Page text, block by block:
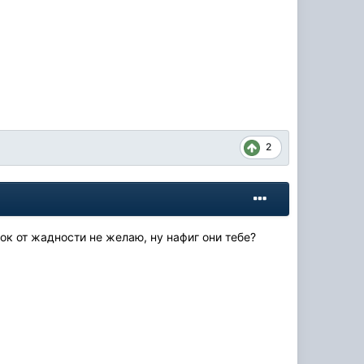
2
от жадности не желаю, ну нафиг они тебе?